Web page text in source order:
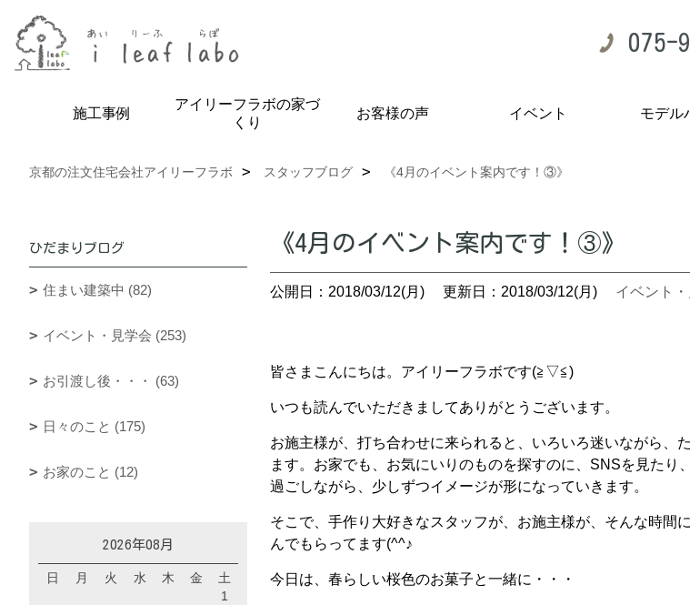
075-
施工事例
アイリーフラボの家づ
くり
お客様の声 イベント モデル
京都の注文住宅会社アイリーフラボ スタッフブログ 《4月のイベント案内です！③》
《4月のイベント案内です！③》
公開日：2018/03/12(月) 更新日：2018/03/12(月) イベント
皆さまこんにちは。アイリーフラボです(≧▽≦)
いつも読んでいただきましてありがとうございます。
お施主様が、打ち合わせに来られると、いろいろ迷いながら、
ます。お家でも、お気にいりのものを探すのに、SNSを見た
過ごしながら、少しずつイメージが形になっていきます。
そこで、手作り大好きなスタッフが、お施主様が、そんな時間
んでもらってます(^^♪
今日は、春らしい桜色のお菓子と一緒に・・・
ひだまりブログ
住まい建築中 (82)
イベント・見学会 (253)
お引渡し後・・・ (63)
日々のこと (175)
お家のこと (12)
2026年08月
日 月 火 水 木 金
土
1